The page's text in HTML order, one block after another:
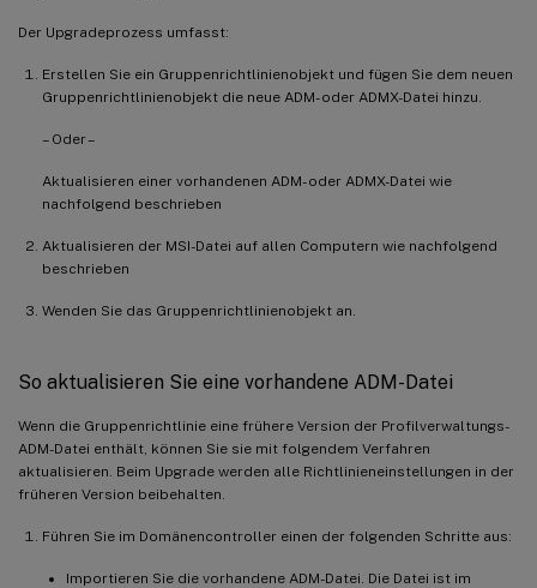
Der Upgradeprozess umfasst:
Erstellen Sie ein Gruppenrichtlinienobjekt und fügen Sie dem neuen
Gruppenrichtlinienobjekt die neue ADM- oder ADMX-Datei hinzu.
– Oder –
Aktualisieren einer vorhandenen ADM- oder ADMX-Datei wie
nachfolgend beschrieben
Aktualisieren der MSI-Datei auf allen Computern wie nachfolgend
beschrieben
Wenden Sie das Gruppenrichtlinienobjekt an.
So aktualisieren Sie eine vorhandene ADM-Datei
Wenn die Gruppenrichtlinie eine frühere Version der Profilverwaltungs-
ADM-Datei enthält, können Sie sie mit folgendem Verfahren
aktualisieren. Beim Upgrade werden alle Richtlinieneinstellungen in der
früheren Version beibehalten.
Führen Sie im Domänencontroller einen der folgenden Schritte aus:
Importieren Sie die vorhandene ADM-Datei. Die Datei ist im